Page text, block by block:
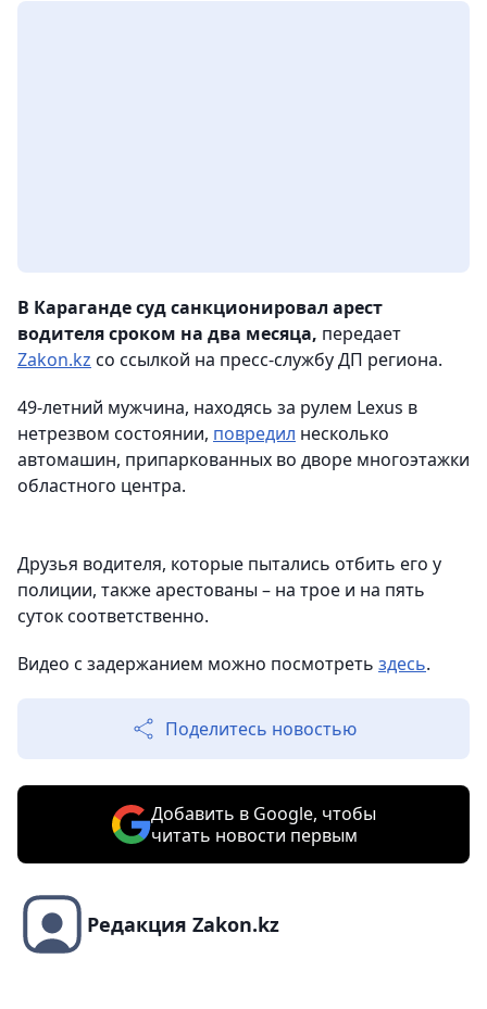
В Караганде суд санкционировал арест
водителя сроком на два месяца, передает
Zakon.kz со ссылкой на пресс-службу ДП региона.
49-летний мужчина, находясь за рулем Lexus в
нетрезвом состоянии, повредил несколько
автомашин, припаркованных во дворе многоэтажки
областного центра.
Друзья водителя, которые пытались отбить его у
полиции, также арестованы – на трое и на пять
суток соответственно.
Видео с задержанием можно посмотреть здесь.
Поделитесь новостью
Добавить в Google, чтобы
читать новости первым
Редакция Zakon.kz